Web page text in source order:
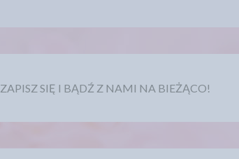
ZAPISZ SIĘ I BĄDŹ Z NAMI NA BIEŻĄCO!